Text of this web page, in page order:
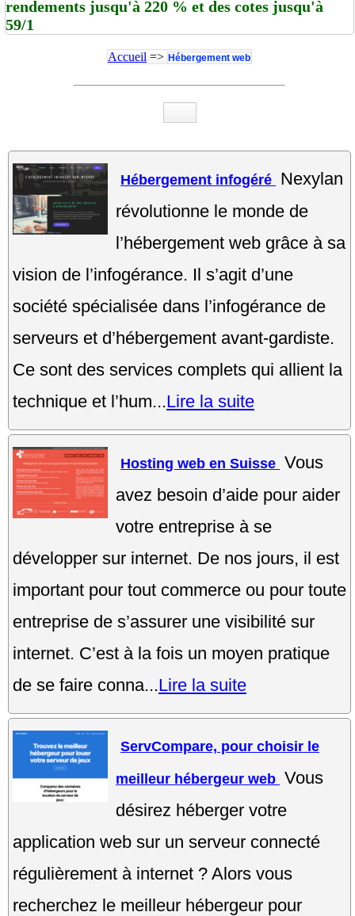
rendements jusqu'à 220 % et des cotes jusqu'à
59/1
Accueil => Hébergement web
Hébergement infogéré Nexylan
révolutionne le monde de
l’hébergement web grâce à sa
vision de l’infogérance. Il s’agit d’une
société spécialisée dans l’infogérance de
serveurs et d’hébergement avant-gardiste.
Ce sont des services complets qui allient la
technique et l’hum...Lire la suite
Hosting web en Suisse Vous
avez besoin d’aide pour aider
votre entreprise à se
développer sur internet. De nos jours, il est
important pour tout commerce ou pour toute
entreprise de s’assurer une visibilité sur
internet. C’est à la fois un moyen pratique
de se faire conna...Lire la suite
ServCompare, pour choisir le
meilleur hébergeur web Vous
désirez héberger votre
application web sur un serveur connecté
régulièrement à internet ? Alors vous
recherchez le meilleur hébergeur pour